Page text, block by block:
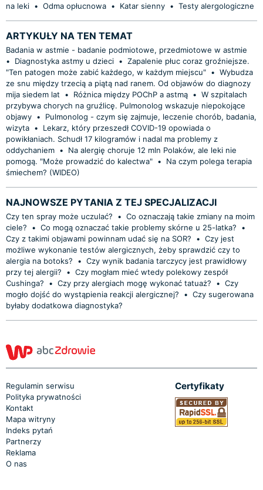
na leki • Odma opłucnowa • Katar sienny • Testy alergologiczne
ARTYKUŁY NA TEN TEMAT
Badania w astmie - badanie podmiotowe, przedmiotowe w astmie
•
Diagnostyka astmy u dzieci • Zapalenie płuc coraz groźniejsze.
"Ten patogen może zabić każdego, w każdym miejscu" • Wybudza
ze snu między trzecią a piątą nad ranem. Od objawów do diagnozy
mija siedem lat
• Różnica między POChP a astmą • W szpitalach
przybywa chorych na gruźlicę. Pulmonolog wskazuje niepokojące
objawy •
Pulmonolog - czym się zajmuje, leczenie chorób, badania,
wizyta •
Lekarz, który przeszedł COVID-19 opowiada o
powikłaniach. Schudł 17 kilogramów i nadal ma problemy z
oddychaniem •
Na alergię choruje 12 mln Polaków, ale leki nie
pomogą. "Może prowadzić do kalectwa" •
Na czym polega terapia
śmiechem? (WIDEO)
NAJNOWSZE PYTANIA Z TEJ SPECJALIZACJI
Czy ten spray może uczulać? • Co oznaczają takie zmiany na moim
ciele?
• Co mogą oznaczać takie problemy skórne u 25-latka?
•
Czy z takimi objawami powinnam udać się na SOR?
• Czy jest
możliwe wykonanie testów alergicznych, żeby sprawdzić czy to
alergia na botoks?
• Czy wynik badania tarczycy jest prawidłowy
przy tej alergii?
• Czy mogłam mieć wtedy polekowy zespół
Cushinga?
• Czy przy alergiach mogę wykonać tatuaż? • Czy
mogło dojść do wystąpienia reakcji alergicznej?
• Czy sugerowana
byłaby dodatkowa diagnostyka?
Regulamin serwisu
Polityka prywatności
Kontakt
Mapa witryny
Indeks pytań
Partnerzy
Reklama
O nas
Certyfikaty